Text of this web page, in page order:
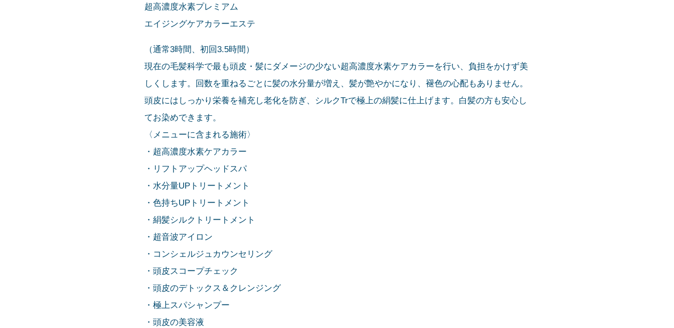
超高濃度水素プレミアム
エイジングケアカラーエステ
（通常3時間、初回3.5時間）
現在の毛髪科学で最も頭皮・髪にダメージの少ない超高濃度水素ケアカラーを行い、負担をかけず美
しくします。回数を重ねるごとに髪の水分量が増え、髪が艶やかになり、褪色の心配もありません。
頭皮にはしっかり栄養を補充し老化を防ぎ、シルクTrで極上の絹髪に仕上げます。白髪の方も安心し
てお染めできます。
〈メニューに含まれる施術〉
・超高濃度水素ケアカラー
・リフトアップヘッドスパ
・水分量UPトリートメント
・色持ちUPトリートメント
・絹髪シルクトリートメント
・超音波アイロン
・コンシェルジュカウンセリング
・頭皮スコープチェック
・頭皮のデトックス＆クレンジング
・極上スパシャンプー
・頭皮の美容液